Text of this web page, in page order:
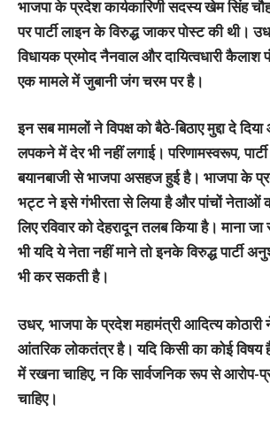
भाजपा के प्रदेश कार्यकारिणी सदस्य खेम सिंह
पर पार्टी लाइन के विरुद्ध जाकर पोस्ट की थी।
विधायक प्रमोद नैनवाल और दायित्वधारी कैलाश
एक मामले में जुबानी जंग चरम पर है।
इन सब मामलों ने विपक्ष को बैठे-बिठाए मुद्दा दे
लपकने में देर भी नहीं लगाई। परिणामस्वरूप,
बयानबाजी से भाजपा असहज हुई है। भाजपा के
भट्ट ने इसे गंभीरता से लिया है और पांचों नेताओं
लिए रविवार को देहरादून तलब किया है। माना
भी यदि ये नेता नहीं माने तो इनके विरुद्ध पार्टी
भी कर सकती है।
उधर, भाजपा के प्रदेश महामंत्री आदित्य कोठारी
आंतरिक लोकतंत्र है। यदि किसी का कोई विषय है
में रखना चाहिए, न कि सार्वजनिक रूप से आरोप-
चाहिए।